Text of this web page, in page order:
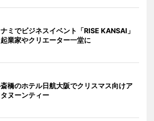
ナミでビジネスイベント「RISE KANSAI」
業家やクリエーター一堂に
橋のホテル日航大阪でクリスマス向けア
ヌーンティー